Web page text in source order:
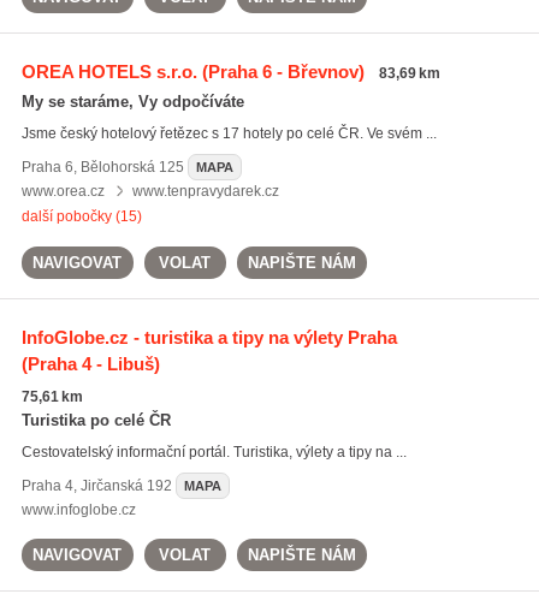
OREA HOTELS s.r.o.(Praha 6 - Břevnov) 83,69 km
My se staráme, Vy odpočíváte
Jsme český hotelový řetězec s 17 hotely po celé ČR. Ve svém ...
Praha 6, Bělohorská 125 MAPA
www.orea.cz
www.tenpravydarek.cz
další pobočky (15)
NAVIGOVAT VOLAT NAPIŠTE NÁM
InfoGlobe.cz - turistika a tipy na výlety Praha
(Praha 4 - Libuš)
75,61 km
Turistika po celé ČR
Cestovatelský informační portál. Turistika, výlety a tipy na ...
Praha 4, Jirčanská 192 MAPA
www.infoglobe.cz
NAVIGOVAT VOLAT NAPIŠTE NÁM